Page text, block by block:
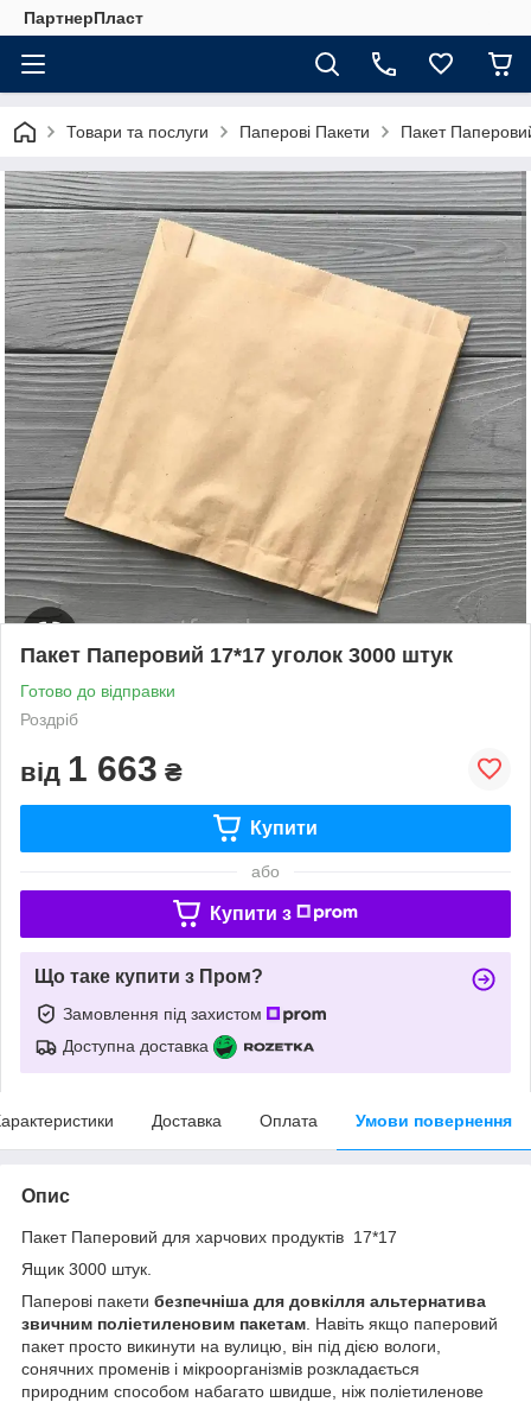
ПартнерПласт
Товари та послуги Паперові Пакети Пакет
Пакет Паперовий 17*17 уголок 3000 штук
Готово до відправки
Роздріб
від 1 663 ₴
Купити
або
Купити з
Що таке купити з Пром?
Замовлення під захистом
Доступна доставка
Доставка Оплата Умови повернення
Опис
Пакет Паперовий для харчових продуктів 17*17
Ящик 3000 штук.
Паперові пакети безпечніша для довкілля альтернатива
звичним поліетиленовим пакетам . Навіть якщо паперовий
пакет просто викинути на вулицю, він під дією вологи,
сонячних променів і мікроорганізмів розкладається
природним способом набагато швидше, ніж поліетиленове